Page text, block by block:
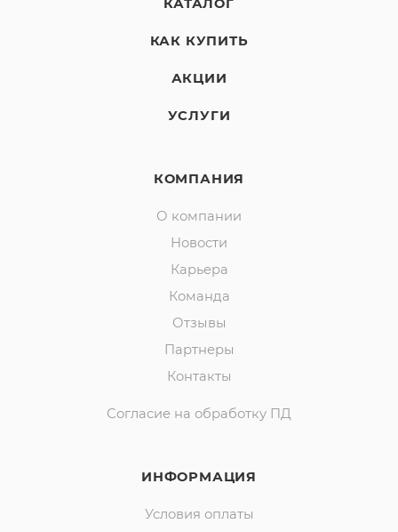
КАТАЛОГ
КАК КУПИТЬ
АКЦИИ
УСЛУГИ
КОМПАНИЯ
О компании
Новости
Карьера
Команда
Отзывы
Партнеры
Контакты
Согласие на обработку ПД
ИНФОРМАЦИЯ
Условия оплаты